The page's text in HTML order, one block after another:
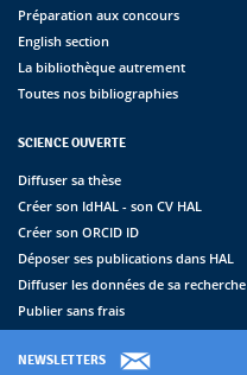
Préparation aux concours
English section
La bibliothèque autrement
Toutes nos bibliographies
SCIENCE OUVERTE
Diffuser sa thèse
Créer son IdHAL - son CV HAL
Créer son ORCID ID
Déposer ses publications dans HAL
Diffuser les données de sa recherche
Publier sans frais
NEWSLETTERS